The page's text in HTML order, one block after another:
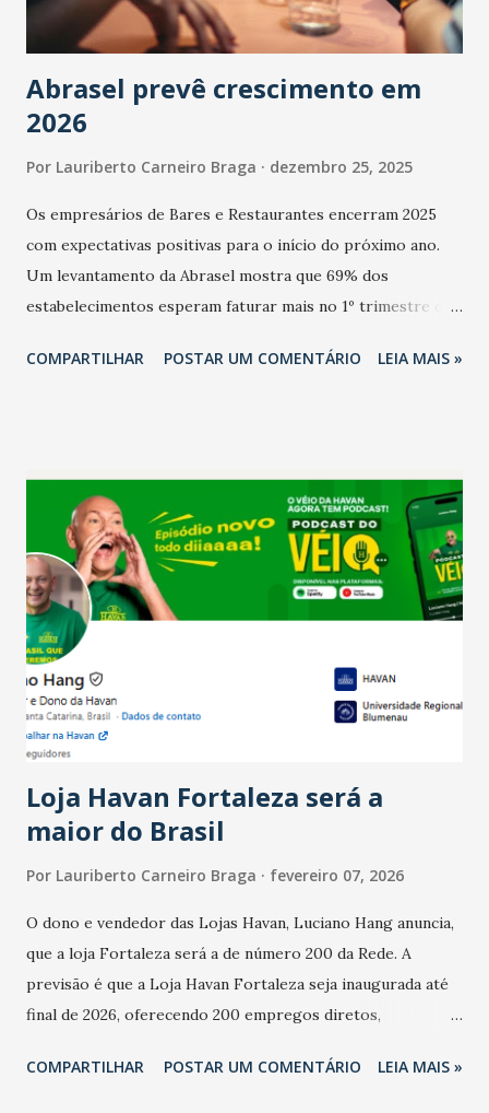
Abrasel prevê crescimento em
2026
Por Lauriberto Carneiro Braga dezembro 25, 2025
Os empresários de Bares e Restaurantes encerram 2025
com expectativas positivas para o início do próximo ano.
Um levantamento da Abrasel mostra que 69% dos
estabelecimentos esperam faturar mais no 1º trimestre de
relação ao último trimestre deste ano, 56% também
confraternizações de fim de ano e pelo pagamento do 13º
Salário para um número maior de trabalhadores, já que o
país tem a menor taxa de desemprego dos anos recentes.
Ainda segundo a Pesquisa, em novembro de 2025, 40% dos
bares e restaurantes operaram com lucro e outros 40%
registraram equilíbrio financeiro. Já o percentual de
estabelecimentos no prejuízo ficou em 19%, pouco abaixo
do observado no mês anterior. Outros 1% não existiam em
novembro. Em relação a outubro, o faturamento também
cresceu. De acordo com a pesquisa, 44% dos n...
COMPARTILHAR POSTAR UM COMENTÁRIO LEIA MAIS »
Loja Havan Fortaleza será a
maior do Brasil
Por Lauriberto Carneiro Braga fevereiro 07, 2026
O dono e vendedor das Lojas Havan, Luciano Hang anuncia,
que a loja Fortaleza será a de número 200 da Rede. A
previsão é que a Loja Havan Fortaleza seja inaugurada até
final de 2026, oferecendo 200 empregos diretos,
Havan Fortaleza ainda não foi anunciada oficialmente, mas
COMPARTILHAR POSTAR UM COMENTÁRIO LEIA MAIS »